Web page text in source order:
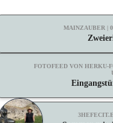
MAINZAUBER |
FOTOFEED VON HERKU-